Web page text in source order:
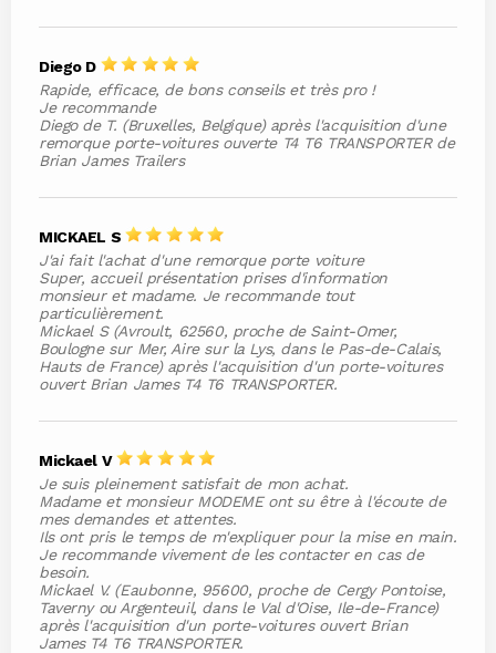
Diego D
Rapide, efficace, de bons conseils et très pro !
Je recommande
Diego de T. (Bruxelles, Belgique) après l'acquisition d'une
remorque porte-voitures ouverte T4 T6 TRANSPORTER de
Brian James Trailers
MICKAEL S
J'ai fait l'achat d'une remorque porte voiture
Super, accueil présentation prises d'information
monsieur et madame. Je recommande tout
particulièrement.
Mickael S (Avroult, 62560, proche de Saint-Omer,
Boulogne sur Mer, Aire sur la Lys, dans le Pas-de-Calais,
Hauts de France) après l'acquisition d'un porte-voitures
ouvert Brian James T4 T6 TRANSPORTER.
Mickael V
Je suis pleinement satisfait de mon achat.
Madame et monsieur MODEME ont su être à l'écoute de
mes demandes et attentes.
Ils ont pris le temps de m'expliquer pour la mise en main.
Je recommande vivement de les contacter en cas de
besoin.
Mickael V. (Eaubonne, 95600, proche de Cergy Pontoise,
Taverny ou Argenteuil, dans le Val d'Oise, Ile-de-France)
après l'acquisition d'un porte-voitures ouvert Brian
James T4 T6 TRANSPORTER.